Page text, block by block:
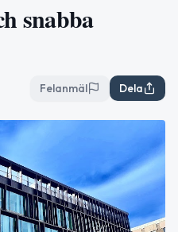
snabba
Felanmäl Dela